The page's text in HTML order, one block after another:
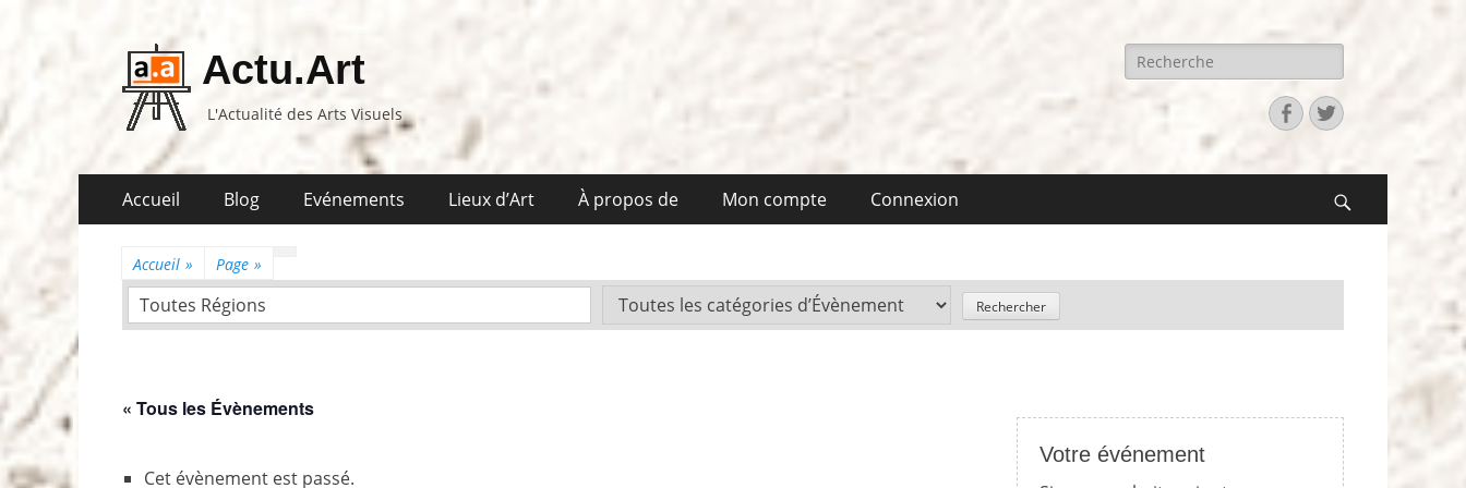
Actu.Art
L'Actualité des Arts Visuels
Recherche
pour:
Facebook
Twitter
Premier
menu
Accueil Blog Evénements Lieux d’Art À propos de Mon compte Connexion
Accueil » Page »
Toutes Régions
« Tous les Évènements
Cet évènement est passé.
Votre événement